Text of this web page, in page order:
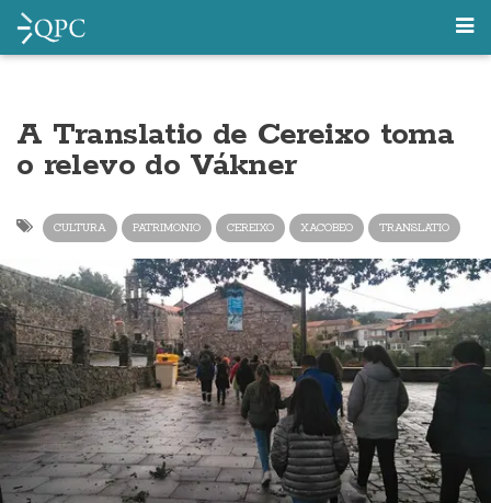
A Translatio de Cereixo toma
o relevo do Vákner
CULTURA PATRIMONIO CEREIXO XACOBEO TRANSLATIO